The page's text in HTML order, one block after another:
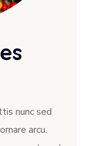
nunc sed
arcu.